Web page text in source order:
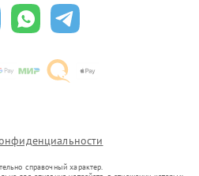
справочный характер.